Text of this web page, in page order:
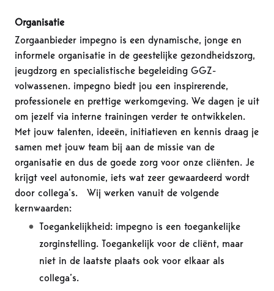
Organisatie
Zorgaanbieder impegno is een dynamische, jonge en
informele organisatie in de geestelijke gezondheidszorg,
jeugdzorg en specialistische begeleiding GGZ-
volwassenen. impegno biedt jou een inspirerende,
professionele en prettige werkomgeving. We dagen je uit
om jezelf via interne trainingen verder te ontwikkelen.
Met jouw talenten, ideeën, initiatieven en kennis draag je
samen met jouw team bij aan de missie van de
organisatie en dus de goede zorg voor onze cliënten. Je
krijgt veel autonomie, iets wat zeer gewaardeerd wordt
door collega’s. Wij werken vanuit de volgende
kernwaarden:
Toegankelijkheid: impegno is een toegankelijke
zorginstelling. Toegankelijk voor de cliënt, maar
niet in de laatste plaats ook voor elkaar als
collega’s.